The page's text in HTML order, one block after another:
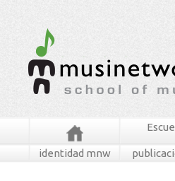
identidad mnw